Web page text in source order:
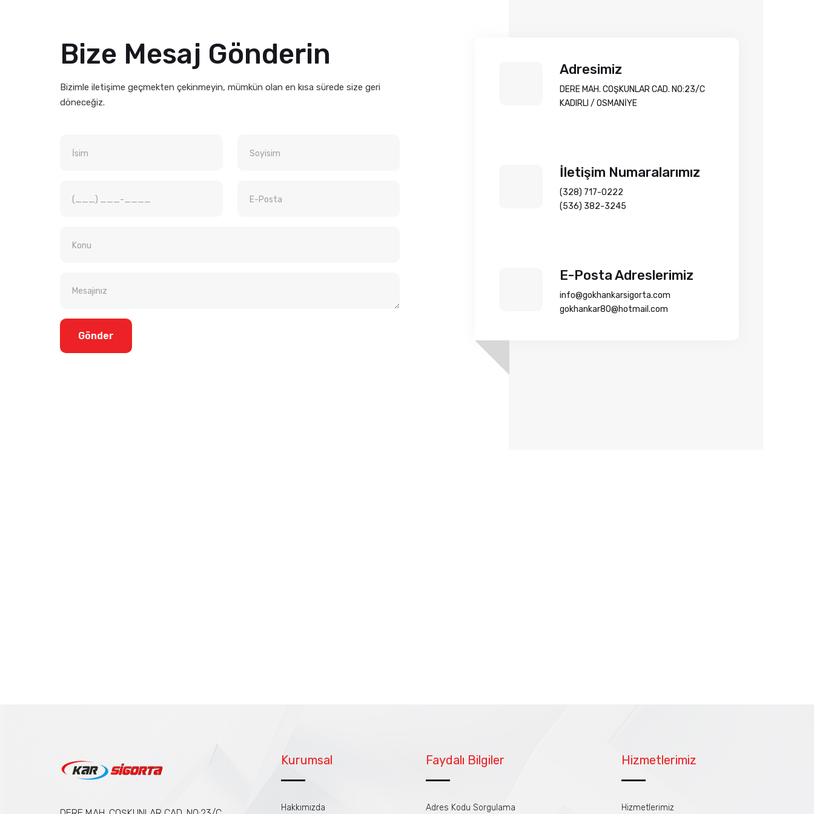
Bize Mesaj Gönderin
Bizimle iletişime geçmekten çekinmeyin, mümkün olan en kısa sürede size geri
döneceğiz.
Gönder
Adresimiz
DERE MAH. COŞKUNLAR CAD. NO:23/C
KADIRLI / OSMANİYE
İletişim Numaralarımız
(328) 717-0222
(536) 382-3245
E-Posta Adreslerimiz
info@gokhankarsigorta.com
gokhankar80@hotmail.com
Kurumsal
Hakkımızda
Faydalı Bilgiler
Adres Kodu Sorgulama
Hizmetlerimiz
Hizmetlerimiz